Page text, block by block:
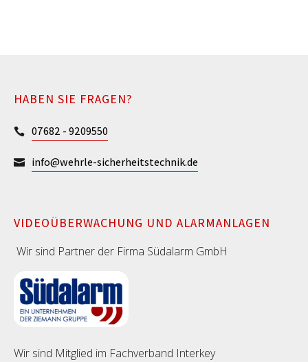
HABEN SIE FRAGEN?
 07682 - 9209550
 info@wehrle-sicherheitstechnik.de
VIDEOÜBERWACHUNG UND ALARMANLAGEN
Wir sind Partner der Firma Südalarm GmbH
Wir sind Mitglied im Fachverband Interkey